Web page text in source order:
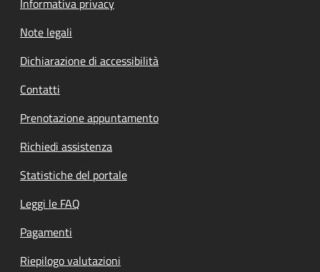
Note legali
Dichiarazione di accessibilità
Contatti
Prenotazione appuntamento
Richiedi assistenza
Statistiche del portale
Leggi le FAQ
Pagamenti
Riepilogo valutazioni